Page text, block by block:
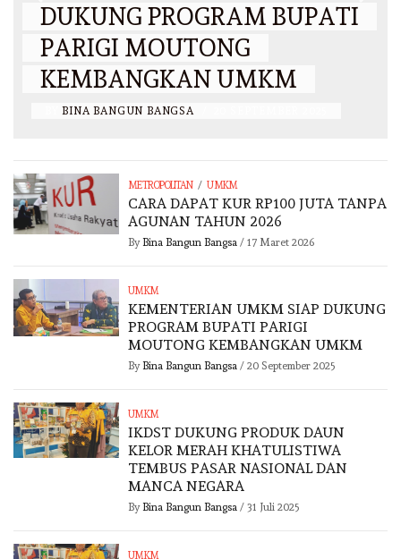
DUKUNG PROGRAM BUPATI
PARIGI MOUTONG
KEMBANGKAN UMKM
BINA BANGUN BANGSA
METROPOLITAN / UMKM
CARA DAPAT KUR RP100 JUTA TANPA
AGUNAN TAHUN 2026
By Bina Bangun Bangsa / 17 Maret 2026
UMKM
KEMENTERIAN UMKM SIAP DUKUNG
PROGRAM BUPATI PARIGI
MOUTONG KEMBANGKAN UMKM
By Bina Bangun Bangsa / 20 September 2025
UMKM
IKDST DUKUNG PRODUK DAUN
KELOR MERAH KHATULISTIWA
TEMBUS PASAR NASIONAL DAN
MANCA NEGARA
By Bina Bangun Bangsa / 31 Juli 2025
UMKM